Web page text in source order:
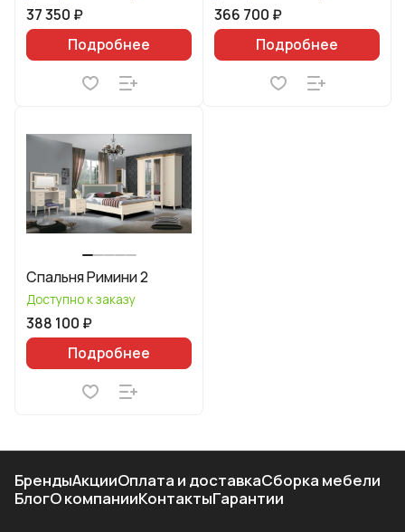
37 350 ₽
Подробнее
366 700 ₽
Подробнее
Спальня Римини 2
Доступно к заказу
388 100 ₽
Подробнее
БрендыАкцииОплата и доставкаСборка мебели
БлогО компанииКонтактыГарантии